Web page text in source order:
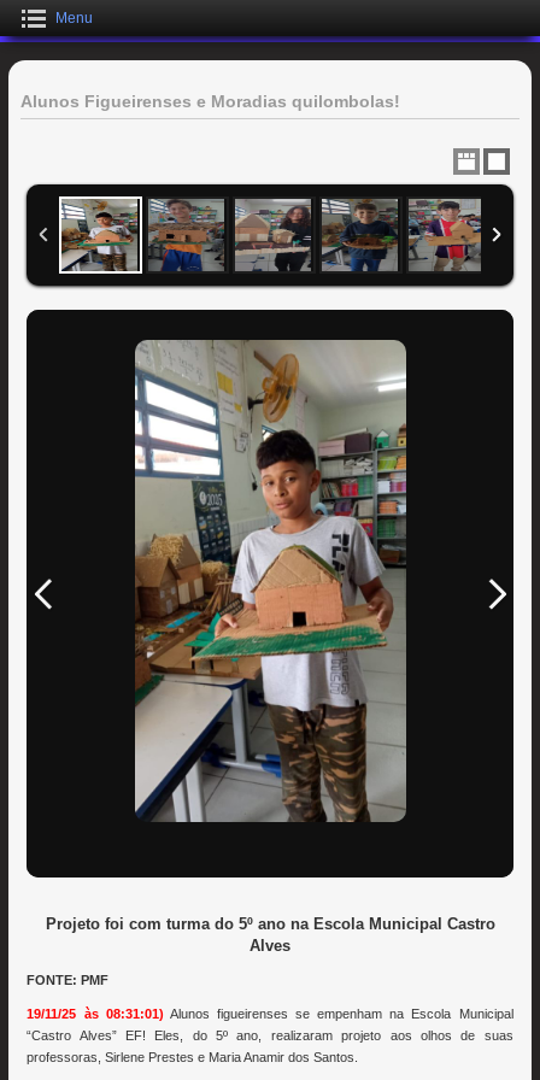
Menu
Alunos Figueirenses e Moradias quilombolas!
Projeto foi com turma do 5º ano na Escola Municipal Castro
Alves
FONTE: PMF
19/11/25 às 08:31:01) Alunos figueirenses se empenham na Escola Municipal
“Castro Alves” EF! Eles, do 5º ano, realizaram projeto aos olhos de suas
professoras, Sirlene Prestes e Maria Anamir dos Santos.